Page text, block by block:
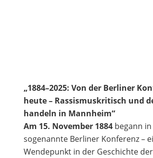
„1884–2025: Von der Berliner
heute – Rassismuskritisch und
handeln in Mannheim“
Am 15. November 1884 begann
sogenannte Berliner Konferenz –
Wendepunkt in der Geschichte der